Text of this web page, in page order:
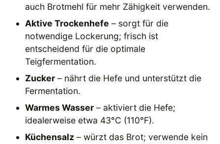
auch Brotmehl für mehr Zähigkeit verwenden.
Aktive Trockenhefe – sorgt für die
notwendige Lockerung; frisch ist
entscheidend für die optimale
Teigfermentation.
Zucker – nährt die Hefe und unterstützt die
Fermentation.
Warmes Wasser – aktiviert die Hefe;
idealerweise etwa 43°C (110°F).
Küchensalz – würzt das Brot; verwende kein